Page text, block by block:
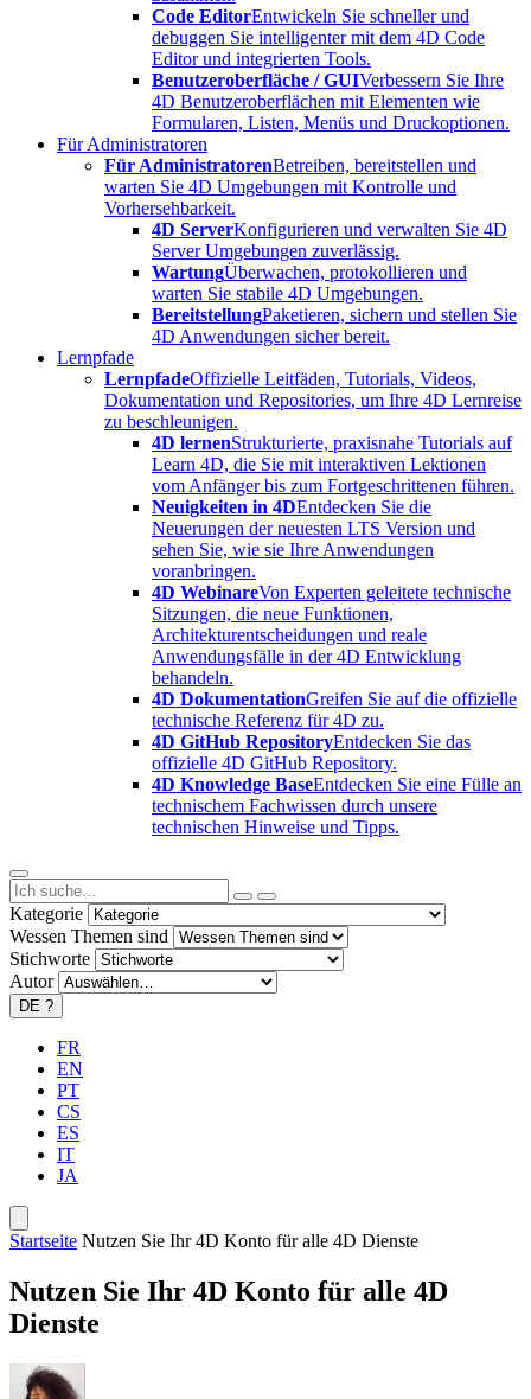
Code EditorEntwickeln Sie schneller und
debuggen Sie intelligenter mit dem 4D Code
Editor und integrierten Tools.
Benutzeroberfläche / GUIVerbessern Sie Ihre
4D Benutzeroberflächen mit Elementen wie
Formularen, Listen, Menüs und Druckoptionen.
Für Administratoren
Für AdministratorenBetreiben, bereitstellen und
warten Sie 4D Umgebungen mit Kontrolle und
Vorhersehbarkeit.
4D ServerKonfigurieren und verwalten Sie 4D
Server Umgebungen zuverlässig.
WartungÜberwachen, protokollieren und
warten Sie stabile 4D Umgebungen.
BereitstellungPaketieren, sichern und stellen Sie
4D Anwendungen sicher bereit.
Lernpfade
LernpfadeOffizielle Leitfäden, Tutorials, Videos,
Dokumentation und Repositories, um Ihre 4D Lernreise
zu beschleunigen.
4D lernenStrukturierte, praxisnahe Tutorials auf
Learn 4D, die Sie mit interaktiven Lektionen
vom Anfänger bis zum Fortgeschrittenen führen.
Neuigkeiten in 4DEntdecken Sie die
Neuerungen der neuesten LTS Version und
sehen Sie, wie sie Ihre Anwendungen
voranbringen.
4D WebinareVon Experten geleitete technische
Sitzungen, die neue Funktionen,
Architekturentscheidungen und reale
Anwendungsfälle in der 4D Entwicklung
behandeln.
4D DokumentationGreifen Sie auf die offizielle
technische Referenz für 4D zu.
4D GitHub RepositoryEntdecken Sie das
offizielle 4D GitHub Repository.
4D Knowledge BaseEntdecken Sie eine Fülle an
technischem Fachwissen durch unsere
technischen Hinweise und Tipps.
Kategorie
Wessen Themen sind
Stichworte
Autor
DE ?
FR
EN
PT
CS
ES
IT
JA
Startseite Nutzen Sie Ihr 4D Konto für alle 4D Dienste
Nutzen Sie Ihr 4D Konto für alle 4D
Dienste